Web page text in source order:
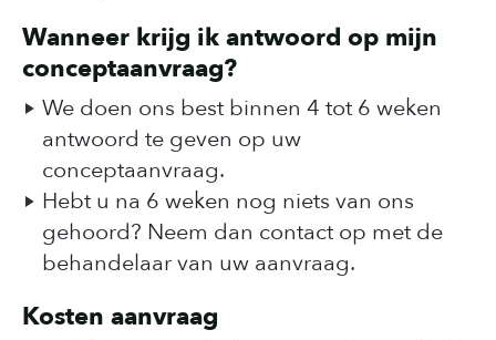
Wanneer krijg ik antwoord op mijn
conceptaanvraag?
We doen ons best binnen 4 tot 6 weken
antwoord te geven op uw
conceptaanvraag.
Hebt u na 6 weken nog niets van ons
gehoord? Neem dan contact op met de
behandelaar van uw aanvraag.
Kosten aanvraag